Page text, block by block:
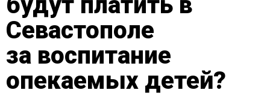
Севастополе
за воспитание
опекаемых детей?